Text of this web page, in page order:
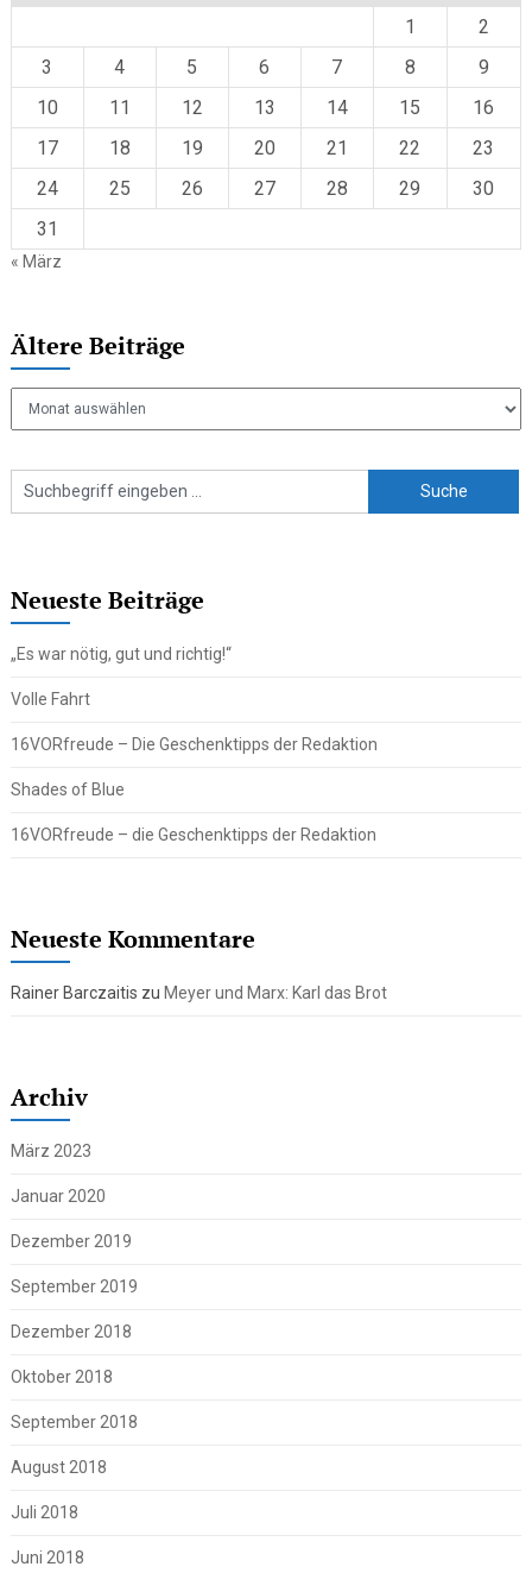
1
2
3
4 5 6 7 8
9
10
11 12 13 14 15
16
17
18 19 20 21 22
23
24
25 26 27 28 29
30
31
« März
Ältere Beiträge
Neueste Beiträge
„Es war nötig, gut und richtig!“
Volle Fahrt
16VORfreude – Die Geschenktipps der Redaktion
Shades of Blue
16VORfreude – die Geschenktipps der Redaktion
Neueste Kommentare
Rainer Barczaitis zu Meyer und Marx: Karl das Brot
Archiv
März 2023
Januar 2020
Dezember 2019
September 2019
Dezember 2018
Oktober 2018
September 2018
August 2018
Juli 2018
Juni 2018